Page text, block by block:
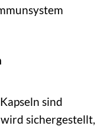
sind
sichergestellt,